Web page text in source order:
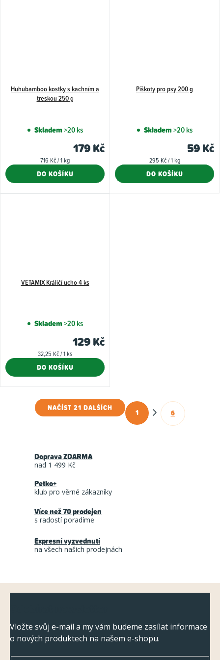
Huhubamboo kostky s kachním a
treskou 250 g
Skladem>20 ks
179 Kč
Měrná
716 Kč / 1 kg
DO KOŠÍKU
Piškoty pro psy 200 g
Skladem>20 ks
59 Kč
Měrná
295 Kč / 1 kg
DO KOŠÍKU
VETAMIX Králičí ucho 4 ks
Skladem>20 ks
129 Kč
Měrná
32,25 Kč / 1 ks
DO KOŠÍKU
O
a
c
r
v
y
v
p
i
s
NAČÍST 21 DALŠÍCH
S
1 6
Doprava ZDARMA
nad 1 499 Kč
Petko+
klub pro věrné zákazníky
Více než 70 prodejen
s radostí poradíme
Expresní vyzvednutí
na všech našich prodejnách
Vložte svůj e-mail a my vám budeme zasílat informace
o nových produktech na našem e-shopu.